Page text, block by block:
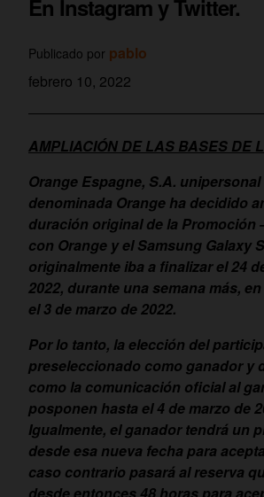
En Instagram y Twitter.
Publicado por pablo
febrero 10, 2022
AMPLIACIÓN DE LAS BASES DE
Orange Espagne, S.A.
denominada Orange ha decidido
duración original de la Promoción
con Orange y el Samsung Galaxy
originalmente iba a finalizar el 24
2022, durante una semana más,
el 3 de marzo de 2022.
Por lo tanto, la elección del
preseleccionado como ganador y
como la comunicación oficial al
posponen hasta el 4 de marzo de
Igualmente, el ganador tendrá un
desde esa nueva fecha para
caso contrario pasará al reserva